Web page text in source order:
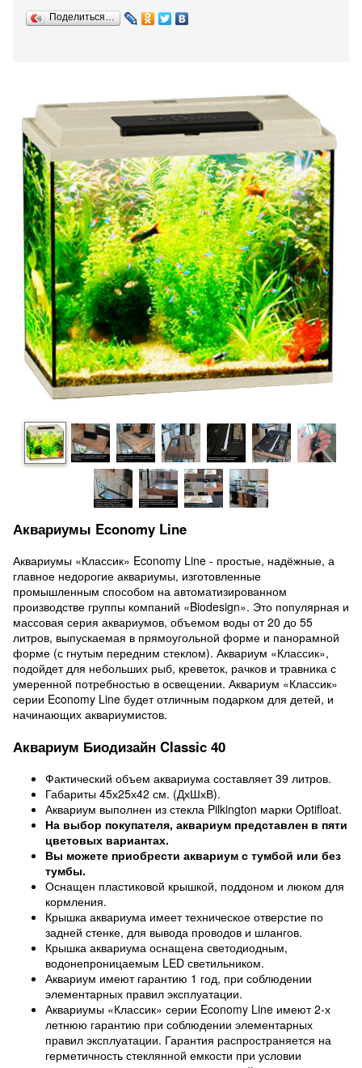
Поделиться…
Аквариумы Economy Line
Аквариумы «Классик» Economy Line - простые, надёжные, а
главное недорогие аквариумы, изготовленные
промышленным способом на автоматизированном
производстве группы компаний «Biodesign». Это популярная и
массовая серия аквариумов, объемом воды от 20 до 55
литров, выпускаемая в прямоугольной форме и панорамной
форме (с гнутым передним стеклом). Аквариум «Классик»,
подойдет для небольших рыб, креветок, рачков и травника с
умеренной потребностью в освещении. Аквариум «Классик»
серии Economy Line будет отличным подарком для детей, и
начинающих аквариумистов.
Аквариум Биодизайн Classic 40
Фактический объем аквариума составляет 39 литров.
Габариты 45х25х42 см. (ДхШхВ).
Аквариум выполнен из стекла Pilkington марки Optifloat.
На выбор покупателя, аквариум представлен в пяти
цветовых вариантах.
Вы можете приобрести аквариум с тумбой или без
тумбы.
Оснащен пластиковой крышкой, поддоном и люком для
кормления.
Крышка аквариума имеет техническое отверстие по
задней стенке, для вывода проводов и шлангов.
Крышка аквариума оснащена светодиодным,
водонепроницаемым LED светильником.
Аквариум имеют гарантию 1 год, при соблюдении
элементарных правил эксплуатации.
Аквариумы «Классик» серии Economy Line имеют 2-х
летнюю гарантию при соблюдении элементарных
правил эксплуатации. Гарантия распространяется на
герметичность стеклянной емкости при условии